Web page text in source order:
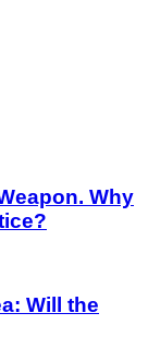
Why
Will the